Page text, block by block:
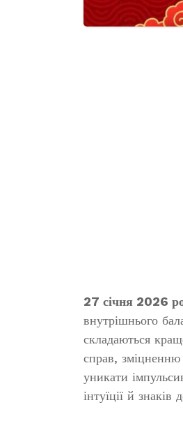
27 січня 2026
внутрішнього
складаються
справ, зміцненню
уникати
інтуїції й